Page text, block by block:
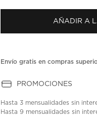
AÑADIR A
Envío gratis en compras
PROMOCIONES
Hasta 3 mensualidades sin
Hasta9 mensualidades sin